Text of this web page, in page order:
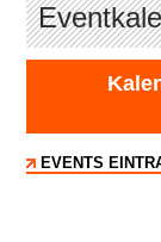
EVENTS